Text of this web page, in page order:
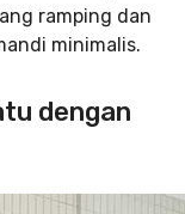
ramping dan
minimalis.
dengan